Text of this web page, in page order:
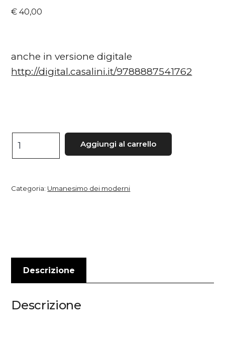
€ 40,00
anche in versione digitale
http://digital.casalini.it/9788887541762
Virgilio
quantità
Aggiungi al carrello
Categoria: Umanesimo dei moderni
Descrizione
Descrizione